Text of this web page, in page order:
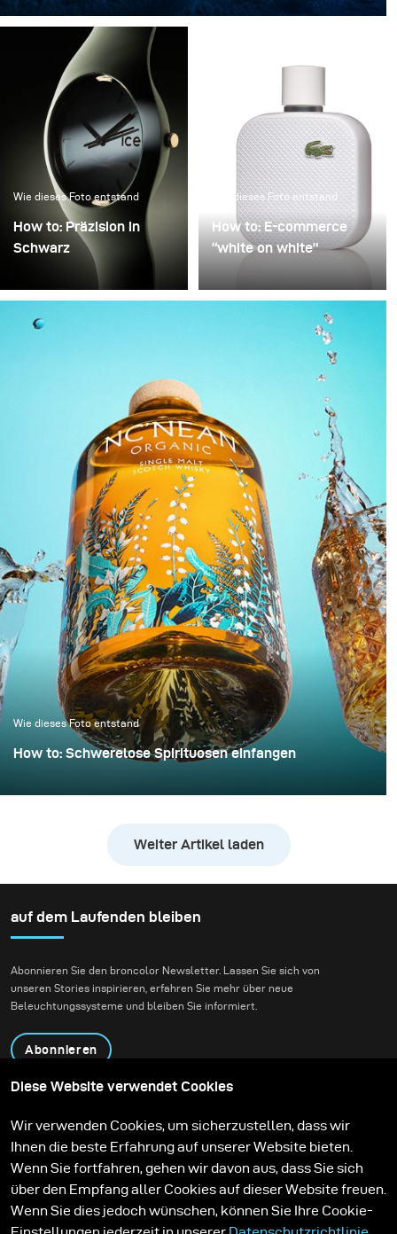
“Das Licht im Eis” verwandelt eine ikonische Flasche in
ein skulpturales Objekt, eingefroren in einer klaren,
kristallinen Atmosphäre.
Wie dieses Foto entstand
How to: Präzision in
Schwarz
Präzision in Schwarz
beschreibt den Prozess,
ein technisches Objekt in
scheinbar im Dunkel
schwebt. Schwarz wird
dabei nicht als leere
Fläche verstanden,
sondern als aktiver
Raum, in dem Licht zur
strukturellen
Komponente wird.
Wie dieses Foto entstand
How to: E-commerce
“white on white”
der E-Commerce-
Fotografie wird häufig
entschuldigt: Viele
Also wird „hell gemacht“
– von gezielter
Lichtführung kann man
dabei leider nur selten
sprechen. Dabei braucht
es weder viel
zusätzliches Equipment
noch entscheidend mehr
Zeit, um die Bildqualität
deutlich zu steigern.
Dieses Beispiel zeigt, wie
schon mit minimalem
Mehraufwand ein sauber
kontrolliertes und
hochwertiges Ergebnis
erzielt werden kann.
Wie dieses Foto entstand
How to: Schwerelose Spirituosen einfangen
bewusst mit dieser Tradition brechen und eine
Weiter Artikel laden
auf dem Laufenden bleiben
Abonnieren Sie den broncolor Newsletter. Lassen Sie sich von
unseren Stories inspirieren, erfahren Sie mehr über neue
Beleuchtungssysteme und bleiben Sie informiert.
Abonnieren
Kontakt
Technologien
Contribute to our blog
Lernen
Support
Karriere
Media Center
Diese Website verwendet Cookies
Wir verwenden Cookies, um sicherzustellen, dass wir
Ihnen die beste Erfahrung auf unserer Website bieten.
Wenn Sie fortfahren, gehen wir davon aus, dass Sie sich
über den Empfang aller Cookies auf dieser Website freuen.
Wenn Sie dies jedoch wünschen, können Sie Ihre Cookie-